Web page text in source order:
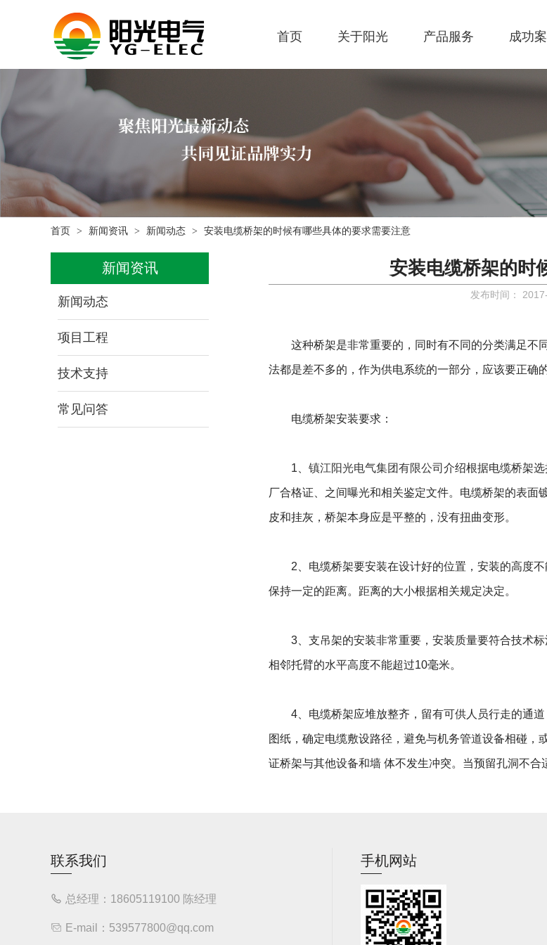
首页 关于阳光 产品服务 成功
首页 新闻资讯 新闻动态 安装电缆桥架的时候有哪些具体的要求需要注意
新闻资讯
新闻动态
项目工程
技术支持
常见问答
安装电缆桥架的时
发布时间：
这种桥架是非常重要的，同时有不同的分类满足不
法都是差不多的，作为供电系统的一部分，应该要正确
电缆桥架安装要求：
1、 镇江阳光电气集团有限公司 介绍根据电缆桥架
厂合格证、之间曝光和相关鉴定文件。电缆桥架的表
皮和挂灰，桥架本身应是平整的，没有扭曲变形。
2、电缆桥架要安装在设计好的位置，安装的高度不
保持一定的距离。距离的大小根据相关规定决定。
3、支吊架的安装非常重要，安装质量要符合技术标
相邻托臂的水平高度不能超过10毫米。
4、电缆桥架应堆放整齐，留有可供人员行走的通道
图纸，确定电缆敷设路径，避免与机务管道设备相碰
证桥架与其他设备和墙 体不发生冲突。当预留孔洞不合
联系我们
总经理：18605119100 陈经理
E-mail：539577800@qq.com
手机网站